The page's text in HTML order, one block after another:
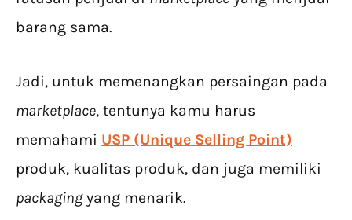
barang sama.
Jadi, untuk memenangkan persaingan pada
marketplace, tentunya kamu harus
memahami USP (Unique Selling Point)
produk, kualitas produk, dan juga memiliki
packagingyang menarik.